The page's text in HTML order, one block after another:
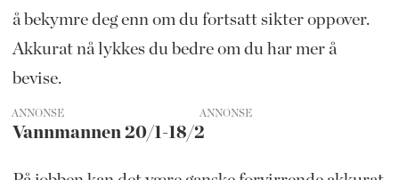
å bekymre deg enn om du fortsatt sikter oppover.
Akkurat nå lykkes du bedre om du har mer å
bevise.
ANNONSE
Vannmannen 20/1-18/2